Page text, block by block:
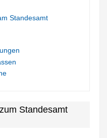
Standesamt
Standesamt